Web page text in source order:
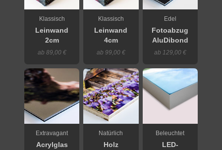
Klassisch
Leinwand
2cm
ab 89,00 €
Klassisch
Leinwand
4cm
ab 99,00 €
Edel
Fotoabzug
AluDibond
ab 129,00 €
Extravagant
Acrylglas
Natürlich
Holz
Beleuchtet
LED-